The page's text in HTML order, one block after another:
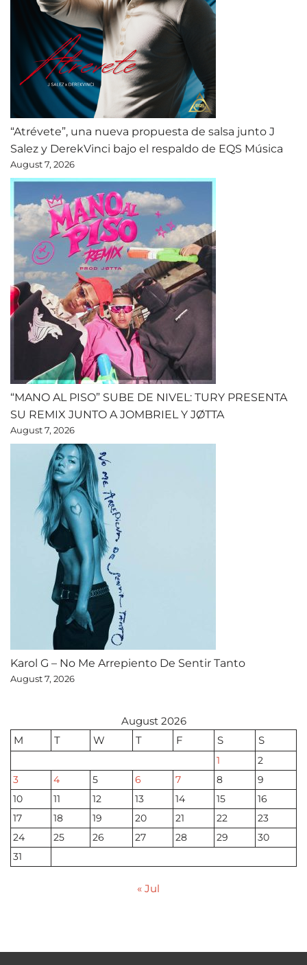
“Atrévete”, una nueva propuesta de salsa junto J
Salez y DerekVinci bajo el respaldo de EQS Música
August 7, 2026
“MANO AL PISO” SUBE DE NIVEL: TURY PRESENTA
SU REMIX JUNTO A JOMBRIEL Y JØTTA
August 7, 2026
Karol G – No Me Arrepiento De Sentir Tanto
August 7, 2026
August 2026
M
T W T F S S
1
2
3
4 5 6 7 8
9
10
11 12 13 14 15
16
17
18 19 20 21 22
23
24
25 26 27 28 29
30
31
« Jul